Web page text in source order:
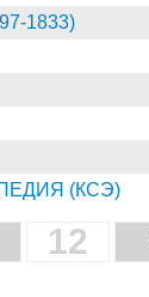
1833)
(КСЭ)
12